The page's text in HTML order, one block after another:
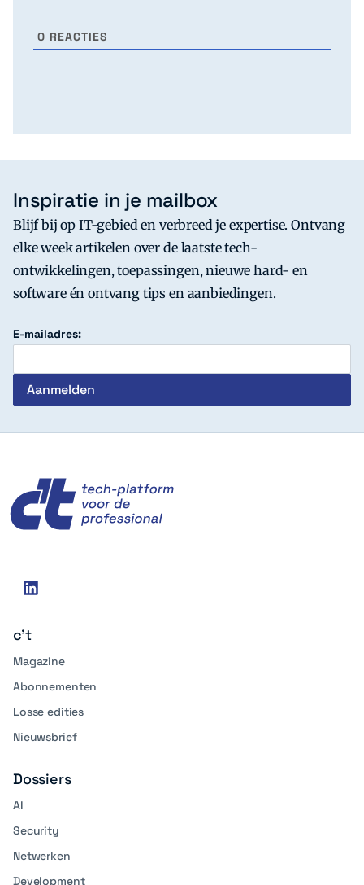
0 REACTIES
Inspiratie in je mailbox
Blijf bij op IT-gebied en verbreed je expertise. Ontvang
elke week artikelen over de laatste tech-
ontwikkelingen, toepassingen, nieuwe hard- en
software én ontvang tips en aanbiedingen.
E-mailadres:
Social
linkedin
c't
Magazine
Abonnementen
Losse edities
Nieuwsbrief
Dossiers
AI
Security
Netwerken
Development